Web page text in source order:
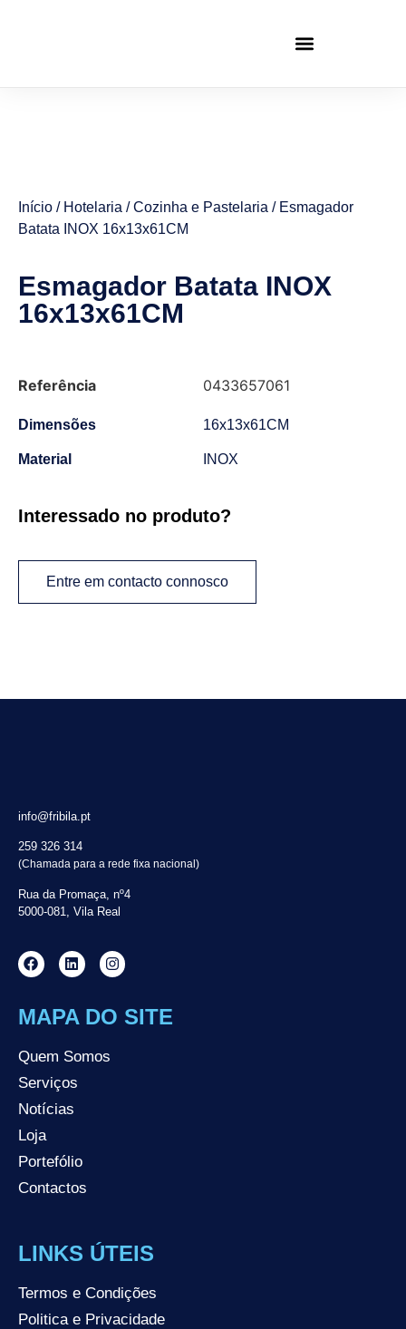
Início / Hotelaria /Cozinha e Pastelaria / Esmagador
Batata INOX 16x13x61CM
Esmagador Batata INOX
16x13x61CM
Referência 0433657061
Dimensões 16x13x61CM
Material INOX
Interessado no produto?
Entre em contacto connosco
info@fribila.pt
259 326 314
(Chamada para a rede fixa nacional)
Rua da Promaça, nº4
5000-081, Vila Real
MAPA DO SITE
Quem Somos
Serviços
Notícias
Loja
Portefólio
Contactos
LINKS ÚTEIS
Termos e Condições
Politica e Privacidade